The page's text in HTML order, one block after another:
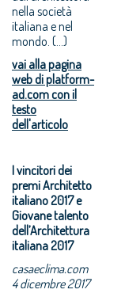
nella società
italiana e nel
mondo. (...)
vai alla pagina
web di platform-
ad.com con il
testo
dell'articolo
I vincitori dei
premi Architetto
italiano 2017 e
Giovane talento
dell’Architettura
italiana 2017
casaeclima.com
4 dicembre 2017